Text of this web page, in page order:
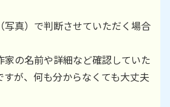
真）で判断させていただく場合
家の名前や詳細など確認していた
すが、何も分からなくても大丈夫